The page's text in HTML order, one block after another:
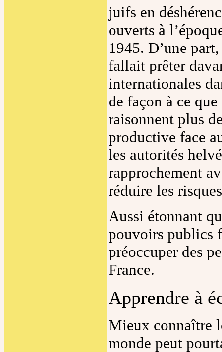
juifs en
ouverts à
1945. D’une
fallait prêter
internationales
de façon à ce
raisonnent plus
productive face
les autorités
rapprochement
réduire les
Aussi étonnant
pouvoirs publics
préoccuper des
France.
Apprendre à
Mieux connaître
monde peut